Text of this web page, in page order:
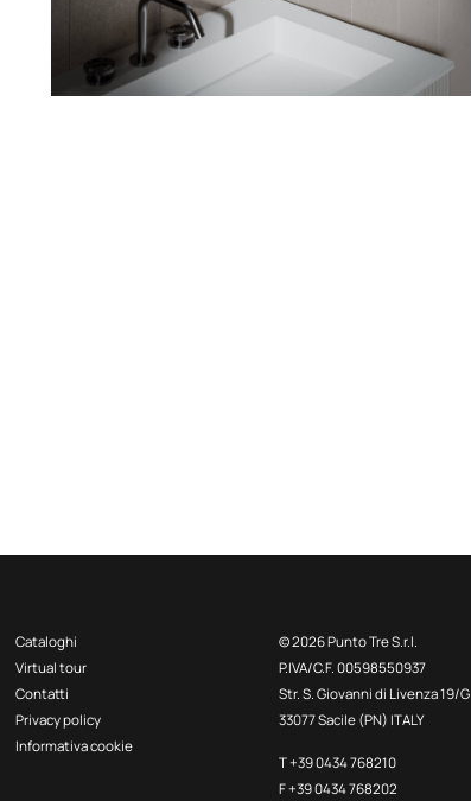
Cataloghi
Virtual tour
Contatti
Privacy policy
Informativa cookie
© 2026 Punto Tre S.r.l.
P.IVA/C.F. 00598550937
Str. S. Giovanni di Livenza 19/G
33077 Sacile (PN) ITALY
T +39 0434 768210
F +39 0434 768202